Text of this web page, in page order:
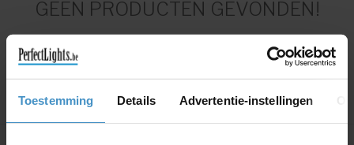
Toestemming Details Advertentie-instellingen
GEEN PRODUCTEN GEVONDEN!
Toon1-0van 0